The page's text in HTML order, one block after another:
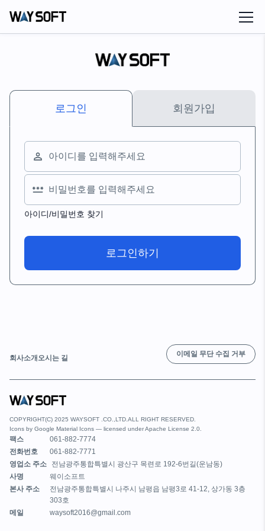
로그인 회원가입
아이디/비밀번호 찾기
로그인하기
회사소개 오시는 길 이메일 무단 수집 거부
COPYRIGHT(C) 2025 WAYSOFT .CO.,LTD.ALL RIGHT RESERVED.
Icons by Google Material Icons — licensed underApache License 2.0.
팩스
061-882-7774
전화번호
061-882-7771
영업소 주소
전남광주통합특별시 광산구 목련로 192-6번길(운남동)
사명
웨이소프트
본사 주소
전남광주통합특별시 나주시 남평읍 남평3로 41-12, 상가동 3층
303호
메일
waysoft2016@gmail.com